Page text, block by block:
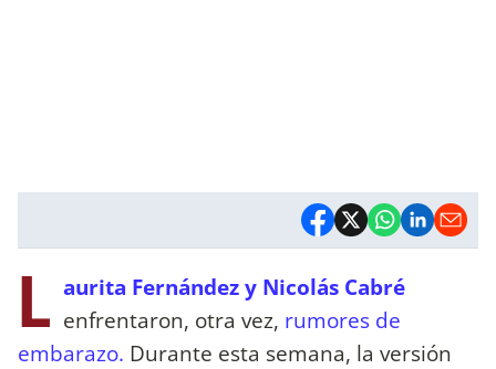
L aurita Fernández y Nicolás Cabré
enfrentaron, otra vez, rumores de
embarazo. Durante esta semana, la versión